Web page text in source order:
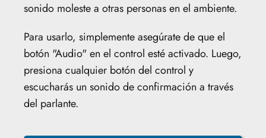
sonido moleste a otras personas en el ambiente.
Para usarlo, simplemente asegúrate de que el
botón "Audio" en el control esté activado. Luego,
presiona cualquier botón del control y
escucharás un sonido de confirmación a través
del parlante.